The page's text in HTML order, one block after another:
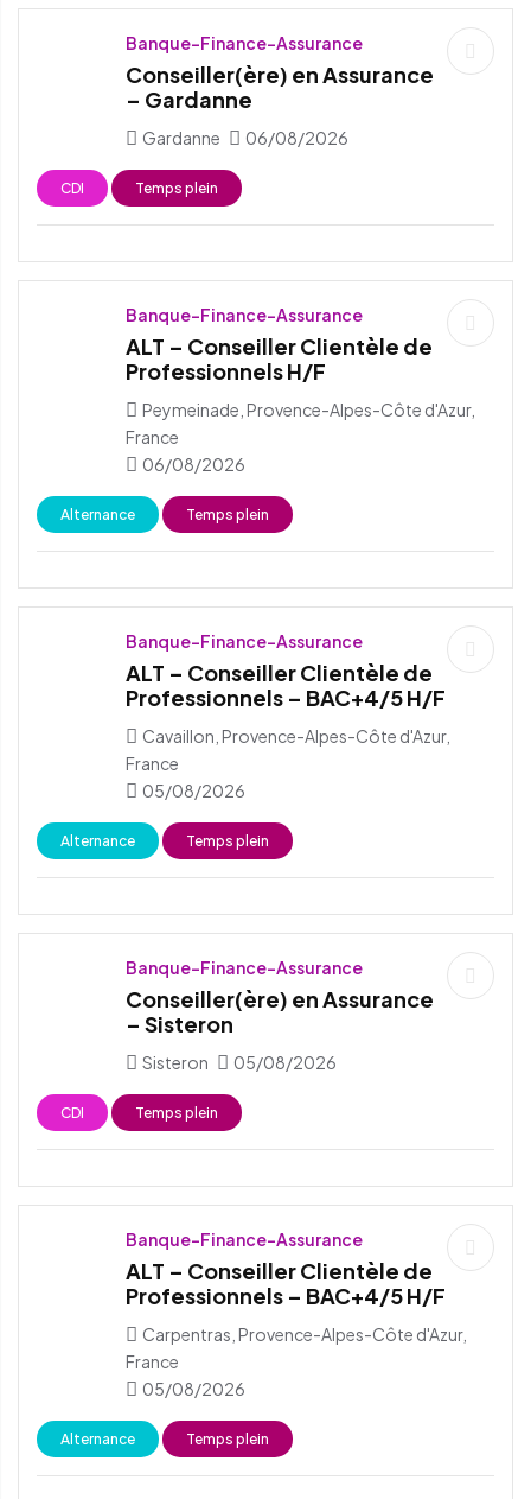
Banque-Finance-Assurance
Conseiller(ère) en Assurance
– Gardanne
Gardanne 06/08/2026
CDI Temps plein
Banque-Finance-Assurance
ALT – Conseiller Clientèle de
Professionnels H/F
Peymeinade, Provence-Alpes-Côte d'Azur,
France
06/08/2026
Alternance Temps plein
Banque-Finance-Assurance
ALT – Conseiller Clientèle de
Professionnels – BAC+4/5 H/F
Cavaillon, Provence-Alpes-Côte d'Azur,
France
05/08/2026
Alternance Temps plein
Banque-Finance-Assurance
Conseiller(ère) en Assurance
– Sisteron
Sisteron 05/08/2026
CDI Temps plein
Banque-Finance-Assurance
ALT – Conseiller Clientèle de
Professionnels – BAC+4/5 H/F
Carpentras, Provence-Alpes-Côte d'Azur,
France
05/08/2026
Alternance Temps plein